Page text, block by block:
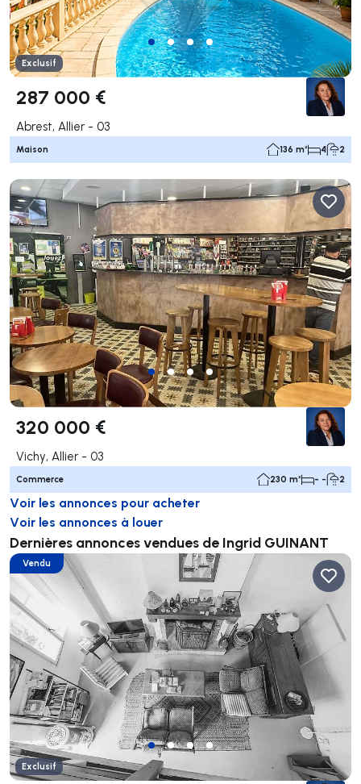
Exclusif
287 000 €
Abrest, Allier - 03
Maison 136 m² 4 2
320 000 €
Vichy, Allier - 03
Commerce 230 m² - - 2
Voir les annonces pour acheter
Voir les annonces à louer
Dernières annonces vendues de Ingrid GUINANT
Vendu
Exclusif